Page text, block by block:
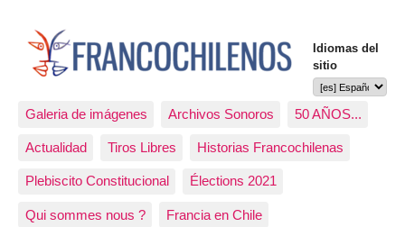
Idiomas del
sitio
Galeria de imágenes Archivos Sonoros 50 AÑOS...
Actualidad Tiros Libres Historias Francochilenas
Plebiscito Constitucional Élections 2021
Qui sommes nous ? Francia en Chile